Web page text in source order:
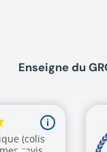
Enseigne du